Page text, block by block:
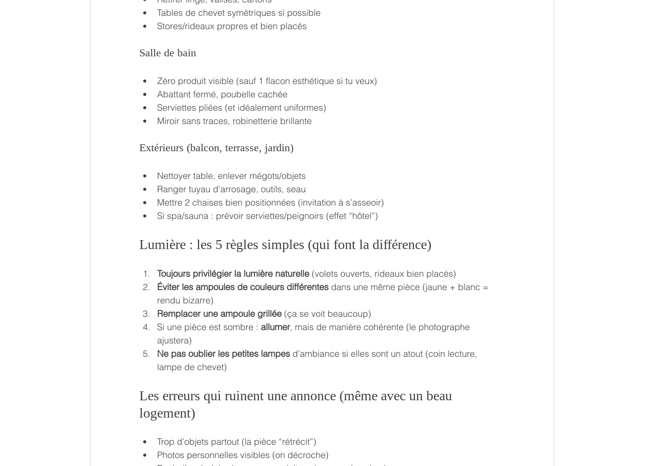
Tables de chevet symétriques si possible
Stores/rideaux propres et bien placés
Salle de bain
Zéro produit visible (sauf 1 flacon esthétique si tu veux)
Abattant fermé, poubelle cachée
Serviettes pliées (et idéalement uniformes)
Miroir sans traces, robinetterie brillante
Extérieurs (balcon, terrasse, jardin)
Nettoyer table, enlever mégots/objets
Ranger tuyau d’arrosage, outils, seau
Mettre 2 chaises bien positionnées (invitation à s’asseoir)
Si spa/sauna : prévoir serviettes/peignoirs (effet “hôtel”)
Lumière : les 5 règles simples (qui font la différence)
Toujours privilégier la lumière naturelle (volets ouverts, rideaux bien placés)
Éviter les ampoules de couleurs différentes dans une même pièce (jaune + blanc =
rendu bizarre)
Remplacer une ampoule grillée (ça se voit beaucoup)
Si une pièce est sombre : allumer, mais de manière cohérente (le photographe
ajustera)
Ne pas oublier les petites lampes d’ambiance si elles sont un atout (coin lecture,
lampe de chevet)
Les erreurs qui ruinent une annonce (même avec un beau
logement)
Trop d’objets partout (la pièce “rétrécit”)
Photos personnelles visibles (on décroche)